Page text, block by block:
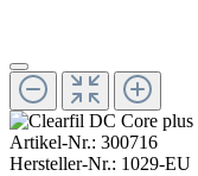
Artikel-Nr.: 300716
Hersteller-Nr.: 1029-EU